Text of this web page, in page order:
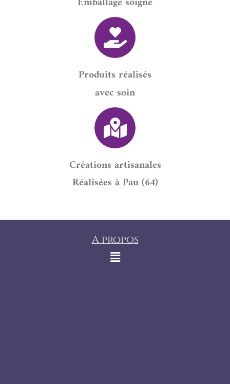
Produits réalisés
avec soin
Créations artisanales
Réalisées à Pau (64)
A propos